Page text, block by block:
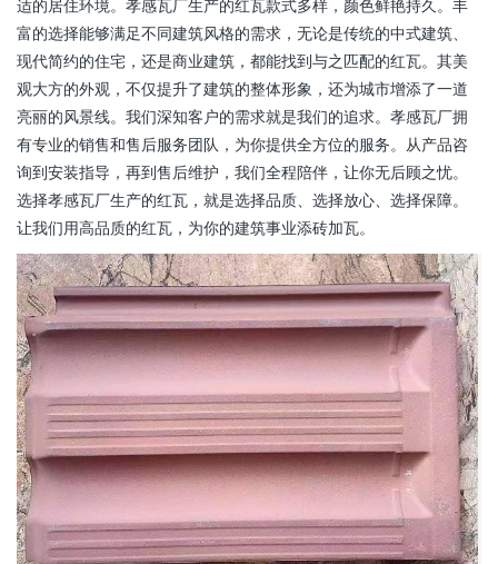
适的居住环境。孝感瓦厂生产的红瓦款式多样，颜色鲜艳持久。丰
富的选择能够满足不同建筑风格的需求，无论是传统的中式建筑、
现代简约的住宅，还是商业建筑，都能找到与之匹配的红瓦。其美
观大方的外观，不仅提升了建筑的整体形象，还为城市增添了一道
亮丽的风景线。我们深知客户的需求就是我们的追求。孝感瓦厂拥
有专业的销售和售后服务团队，为你提供全方位的服务。从产品咨
询到安装指导，再到售后维护，我们全程陪伴，让你无后顾之忧。
选择孝感瓦厂生产的红瓦，就是选择品质、选择放心、选择保障。
让我们用高品质的红瓦，为你的建筑事业添砖加瓦。